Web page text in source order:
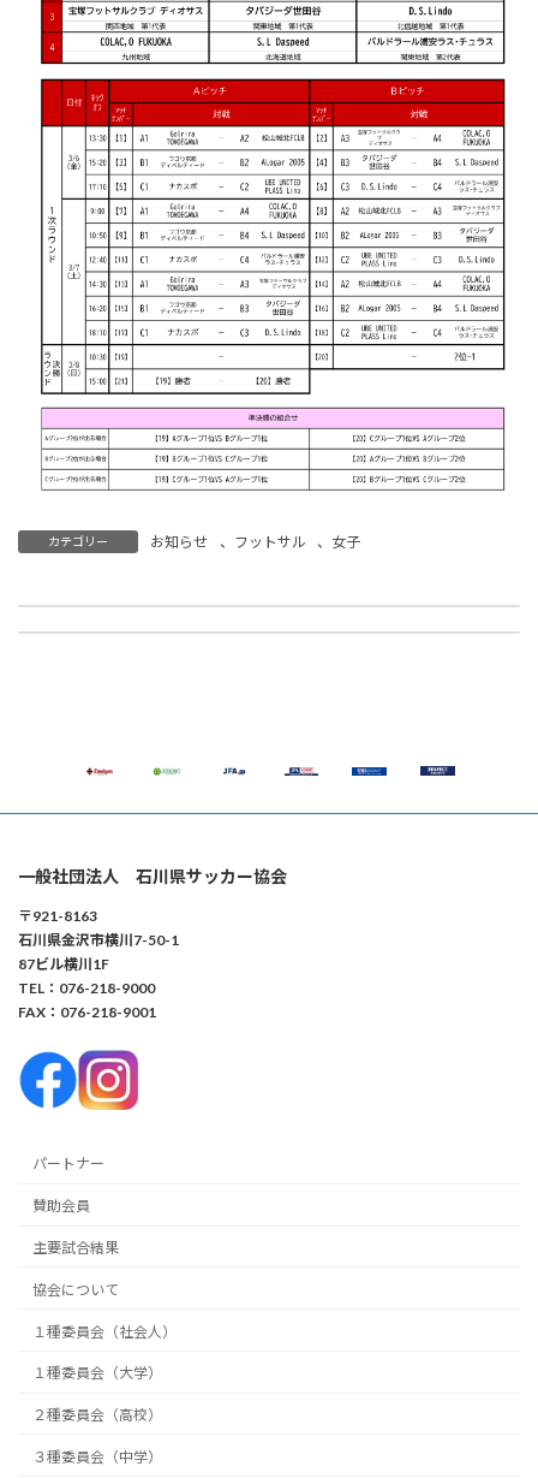
カテゴリー お知らせ 、 フットサル 、 女子
【医学】3月28日(土) JFA＋PUSHコース（簡易型講習会） 開催のご案内 ※申込終了
一般社団法人 石川県サッカー協会
〒921-8163
石川県金沢市横川7-50-1
87ビル横川1F
TEL：076-218-9000
FAX：076-218-9001
パートナー
賛助会員
主要試合結果
協会について
１種委員会（社会人）
１種委員会（大学）
２種委員会（高校）
３種委員会（中学）